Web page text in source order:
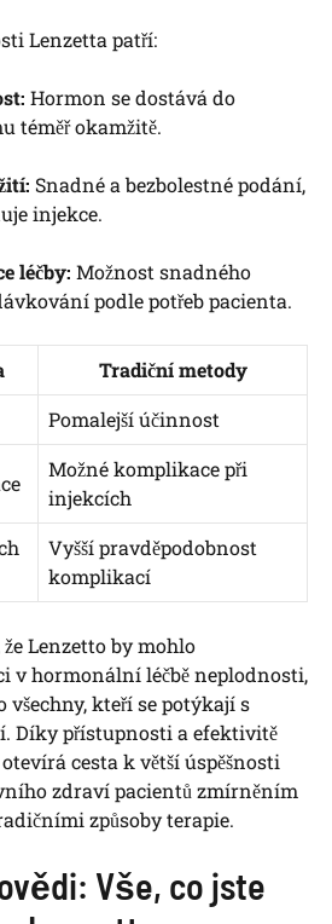
Lenzetta patří:
Hormon se dostává do
téměř okamžitě.
Snadné a bezbolestné podání,
injekce.
léčby: Možnost snadného
podle potřeb pacienta.
Tradiční metody
Pomalejší účinnost
Možné komplikace při
injekcích
Vyšší pravděpodobnost
komplikací
Lenzetto by mohlo
v hormonální léčbě neplodnosti,
všechny, kteří se potýkají s
Díky přístupnosti a efektivitě
cesta k větší úspěšnosti
zdraví pacientů zmírněním
způsoby terapie.
Vše, co jste